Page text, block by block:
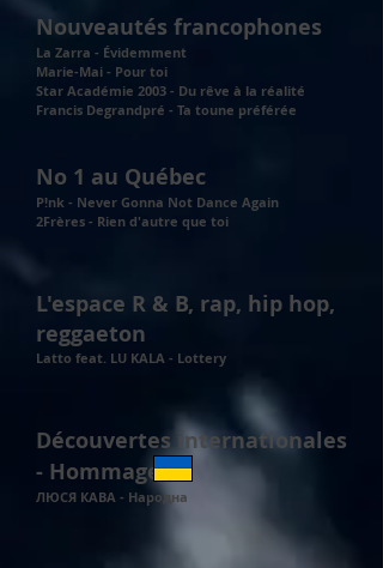
Nouveautés francophones
La Zarra - Évidemment
Marie-Mai - Pour toi
Star Académie 2003 - Du rêve à la réalité
Francis Degrandpré - Ta toune préférée
No 1 au Québec
P!nk - Never Gonna Not Dance Again
2Frères - Rien d'autre que toi
L'espace R & B, rap, hip hop,
reggaeton
Latto feat. LU KALA - Lottery
Découvertes internationales
- Hommage
ЛЮСЯ КАВА - Народна